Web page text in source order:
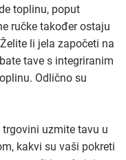
toplinu, poput
ručke također ostaju
li jela započeti na
tave s integriranim
Odlično su
uzmite tavu u
kakvi su vaši pokreti